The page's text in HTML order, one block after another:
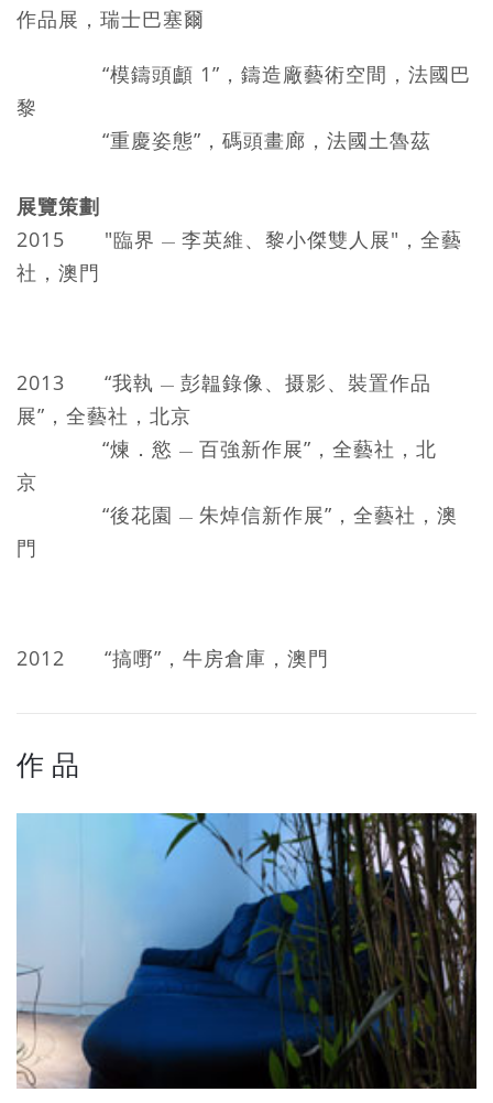
作品展，瑞士巴塞爾
“模鑄頭顱 1”，鑄造廠藝術空間，法國巴
黎
“重慶姿態”，碼頭畫廊，法國土魯茲
展覽策劃
2015 "臨界 — 李英維、黎小傑雙人展"，全藝
社，澳門
2013 “我執 — 彭韞錄像、摄影、裝置作品
展”，全藝社，北京
“煉．慾 — 百強新作展”，全藝社，北
京
“後花園 — 朱焯信新作展”，全藝社，澳
門
2012 “搞嘢”，牛房倉庫，澳門
作 品